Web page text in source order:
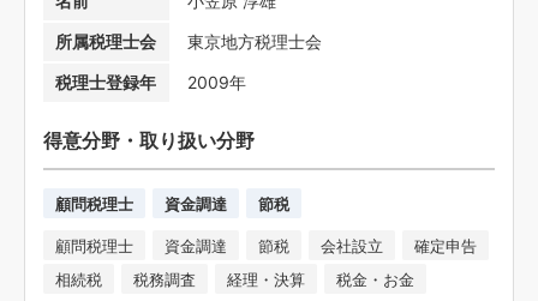
所属税理士会
東京地方税理士会
税理士登録年
2009年
得意分野・取り扱い分野
顧問税理士 資金調達 節税
顧問税理士 資金調達 節税 会社設立
確定申告
相続税
税務調査 経理・決算 税金・お金